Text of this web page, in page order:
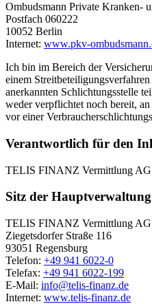
Ombudsmann Private Kranken-
Postfach 060222
10052 Berlin
Internet: www.pkv-
Ich bin im Bereich der
einem
anerkannten Schlichtungsstelle
weder verpflichtet noch bereit,
vor einer
Verantwortlich für den
TELIS FINANZ Vermittlung AG
Sitz der
TELIS FINANZ Vermittlung AG
Ziegetsdorfer Straße 116
93051 Regensburg
Telefon: +49 941 6022-0
Telefax: +49 941 6022-199
E-Mail: info@telis-finanz.de
Internet: www.telis-finanz.de